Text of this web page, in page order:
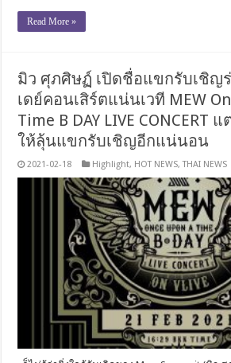
Read More »
มิว ศุภศิษฏ์ เปิดชื่อแขกรับเชิญ
เดย์คอนเสิร์ตแน่นเวที MEW
Time B DAY LIVE CONCERT
ให้ลุ้นแขกรับเชิญอีกแน่นอน
2021-02-18 Highlight, HOT NEWS,THAI NEWS